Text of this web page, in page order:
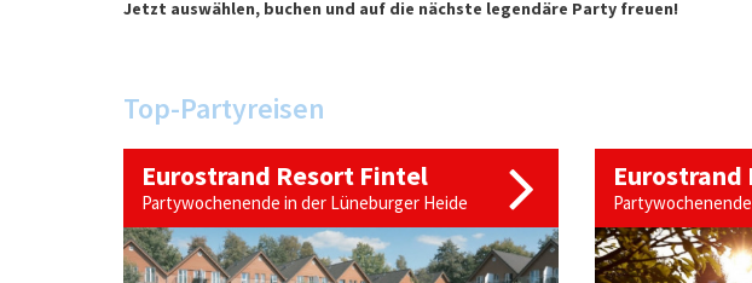
Jetzt auswählen, buchen und auf die nächste legendäre Party freuen!
Top-Partyreisen
Eurostrand Resort Fintel
Partywochenende in der Lüneburger Heide
Eurostrand